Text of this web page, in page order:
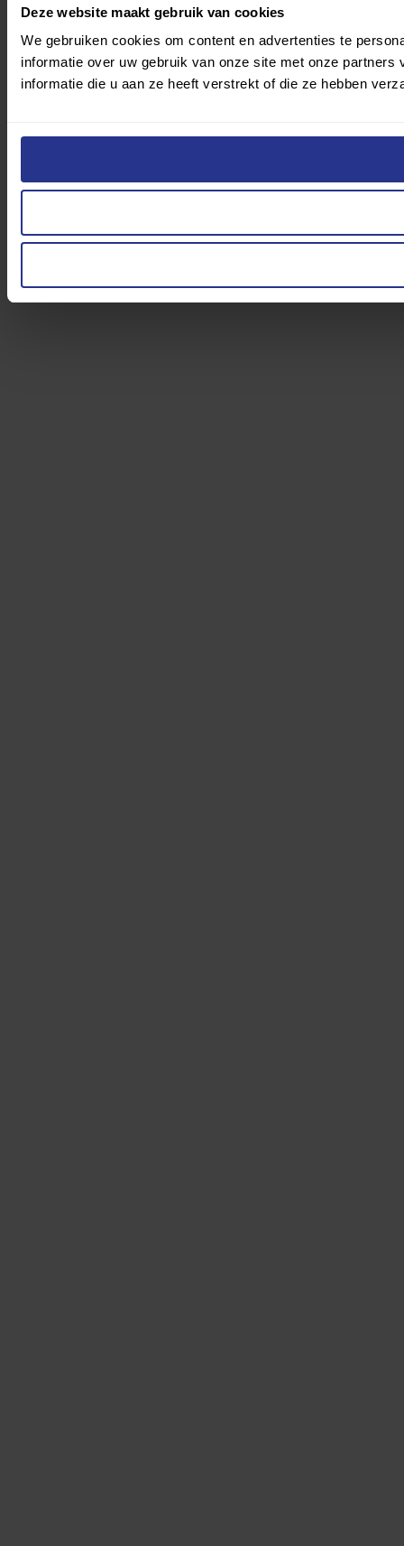
Deze website maakt gebruik van cookies
We gebruiken cookies om content en advertenties te
informatie over uw gebruik van onze site met onze
informatie die u aan ze heeft verstrekt of die ze hebben